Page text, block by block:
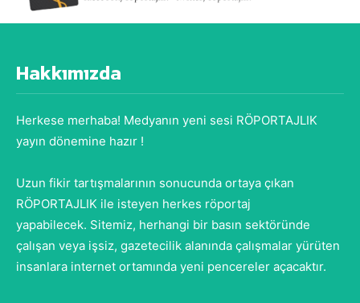
Hakkımızda
Herkese merhaba! Medyanın yeni sesi RÖPORTAJLIK
yayın dönemine hazır !
Uzun fikir tartışmalarının sonucunda ortaya çıkan
RÖPORTAJLIK ile isteyen herkes röportaj
yapabilecek. Sitemiz, herhangi bir basın sektöründe
çalışan veya işsiz, gazetecilik alanında çalışmalar yürüten
insanlara internet ortamında yeni pencereler açacaktır.